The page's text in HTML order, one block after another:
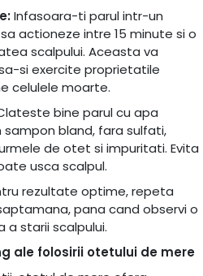
Infasoara-ti parul intr-un
actioneze intre 15 minute si o
scalpului. Aceasta va
si exercite proprietatile
celulele moarte.
bine parul cu apa
bland, fara sulfati,
de otet si impuritati. Evita
usca scalpul.
rezultate optime, repeta
pana cand observi o
starii scalpului.
ale folosirii otetului de mere